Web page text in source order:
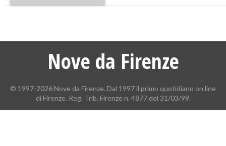
Nove da Firenze
© 1997-2026 Nove da Firenze. Dal 1997 il primo quotidiano on line
di Firenze. Reg. Trib. Firenze n. 4877 del 31/03/99.